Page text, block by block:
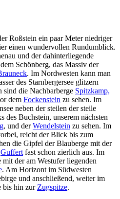
Roßstein ein paar Meter niedriger
einen wundervollen Rundumblick.
und der dahinterliegende
Schönberg, das Massiv der
. Im Nordwesten kann man
des Starnbergersee glitzern
sind die Nachbarberge Spitzkamp,
dem Fockenstein zu sehen. Im
neben der steilen der steile
des Buchstein, unserem nächsten
, und derWendelstein zu sehen. Im
reicht der Blick bis zum
die Gipfel der Blauberge mit der
Guffert fast schon zierlich aus. Im
mit der am Westufer liegenden
. Am Horizont im Südwesten
und anschließend, weiter im
bis hin zur Zugspitze.